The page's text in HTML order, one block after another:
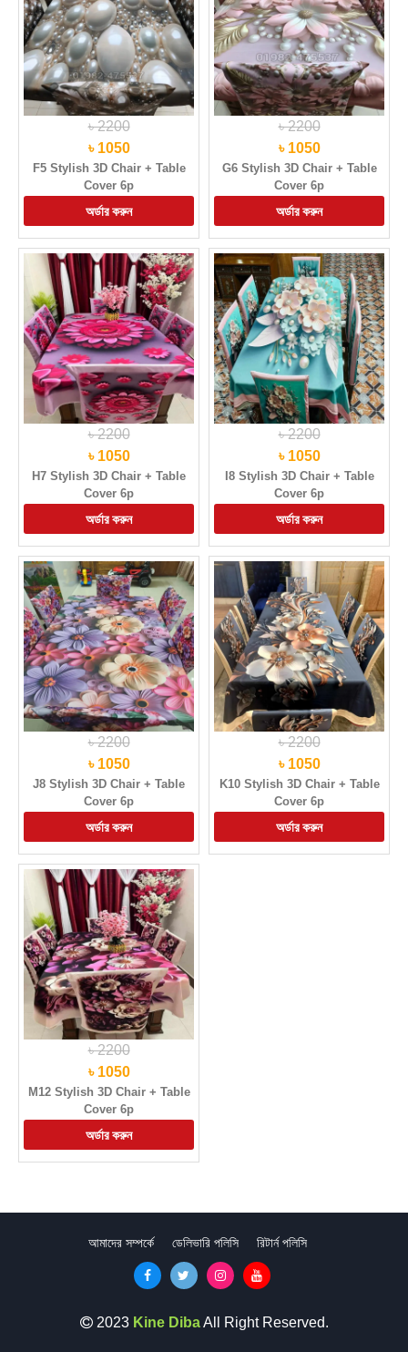
৳ 2200
৳ 1050
F5 Stylish 3D Chair + Table
Cover 6p
৳ 2200
৳ 1050
G6 Stylish 3D Chair + Table
Cover 6p
৳ 2200
৳ 1050
H7 Stylish 3D Chair + Table
Cover 6p
৳ 2200
৳ 1050
I8 Stylish 3D Chair + Table
Cover 6p
৳ 2200
৳ 1050
J8 Stylish 3D Chair + Table
Cover 6p
৳ 2200
৳ 1050
K10 Stylish 3D Chair + Table
Cover 6p
৳ 2200
৳ 1050
M12 Stylish 3D Chair + Table
Cover 6p
আমাদের সম্পর্কে ডেলিভারি পলিসি রিটার্ন পলিসি
2023 Kine DibaAll Right Reserved.